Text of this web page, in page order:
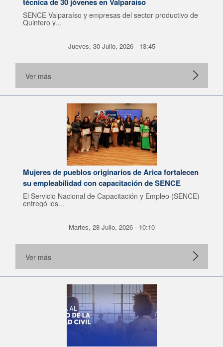
SENCE Valparaíso y empresas del sector productivo de
Quintero y...
Jueves, 30 Julio, 2026 - 13:45
Ver más
Mujeres de pueblos originarios de Arica fortalecen
su empleabilidad con capacitación de SENCE
El Servicio Nacional de Capacitación y Empleo (SENCE)
entregó los...
Martes, 28 Julio, 2026 - 10:10
Ver más